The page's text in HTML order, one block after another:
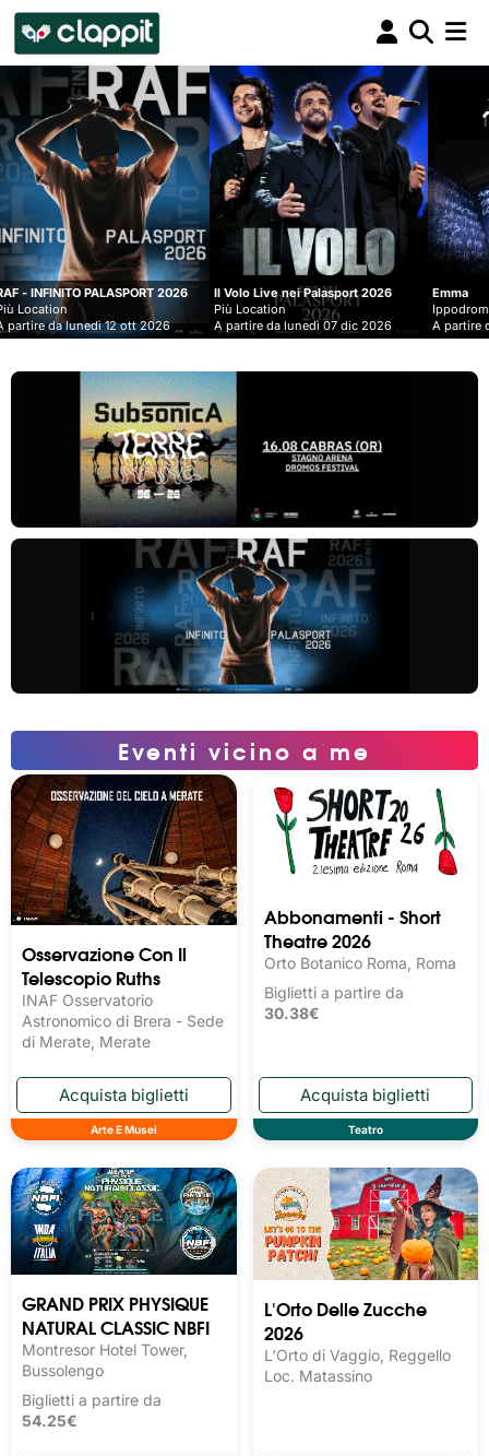
Clappit
biglietteria
2026
2026
Il Volo Live nei Palasport 2026
Più Location
A partire da lunedì 07 dic 2026
Emma
Ippodromo Snai - San Siro
A partire da mercoledì 09 set
Eventi vicino a me
Osservazione Con Il
Telescopio Ruths
INAF Osservatorio
Astronomico di Brera - Sede
di Merate, Merate
Arte E Musei
Abbonamenti - Short
Theatre 2026
Orto Botanico Roma, Roma
Biglietti a partire da
30.38€
Teatro
GRAND PRIX PHYSIQUE
NATURAL CLASSIC NBFI
Montresor Hotel Tower,
Bussolengo
Biglietti a partire da
54.25€
L'Orto Delle Zucche
2026
L'Orto di Vaggio, Reggello
Loc. Matassino